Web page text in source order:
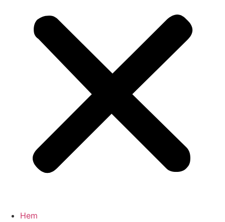
Hem